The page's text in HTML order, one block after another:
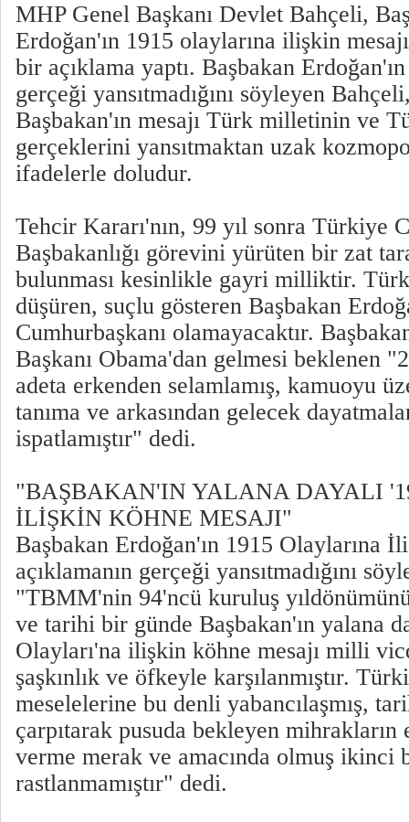
MHP Genel Başkanı Devlet Bahçeli,
Erdoğan'ın 1915 olaylarına ilişkin
bir açıklama yaptı. Başbakan Erdoğan'ın
gerçeği yansıtmadığını söyleyen
Başbakan'ın mesajı Türk milletinin ve
gerçeklerini yansıtmaktan uzak
ifadelerle doludur.
Tehcir Kararı'nın, 99 yıl sonra Türkiye
Başbakanlığı görevini yürüten bir zat
bulunması kesinlikle gayri milliktir.
düşüren, suçlu gösteren Başbakan
Cumhurbaşkanı olamayacaktır.
Başkanı Obama'dan gelmesi beklenen
adeta erkenden selamlamış, kamuoyu
tanıma ve arkasından gelecek
ispatlamıştır" dedi.
"BAŞBAKAN'IN YALANA DAYALI
İLİŞKİN KÖHNE MESAJI"
Başbakan Erdoğan'ın 1915 Olaylarına
açıklamanın gerçeği yansıtmadığını
"TBMM'nin 94'ncü kuruluş
ve tarihi bir günde Başbakan'ın yalana
Olayları'na ilişkin köhne mesajı milli
şaşkınlık ve öfkeyle karşılanmıştır.
meselelerine bu denli yabancılaşmış,
çarpıtarak pusuda bekleyen
verme merak ve amacında olmuş ikinci
rastlanmamıştır" dedi.